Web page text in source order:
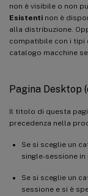
non è visibile o non
Esistenti non è
alla distribuzione.
compatibile con i tipi
catalogo macchine
Pagina Desktop
Il titolo di questa
precedenza nella
Se si sceglie un
single-sessione
Se si sceglie un
sessione e si è